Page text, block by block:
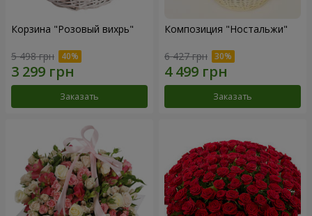
Корзина "Розовый вихрь"
5 498 грн
Заказать
Композиция "Ностальжи"
6 427 грн
Заказать